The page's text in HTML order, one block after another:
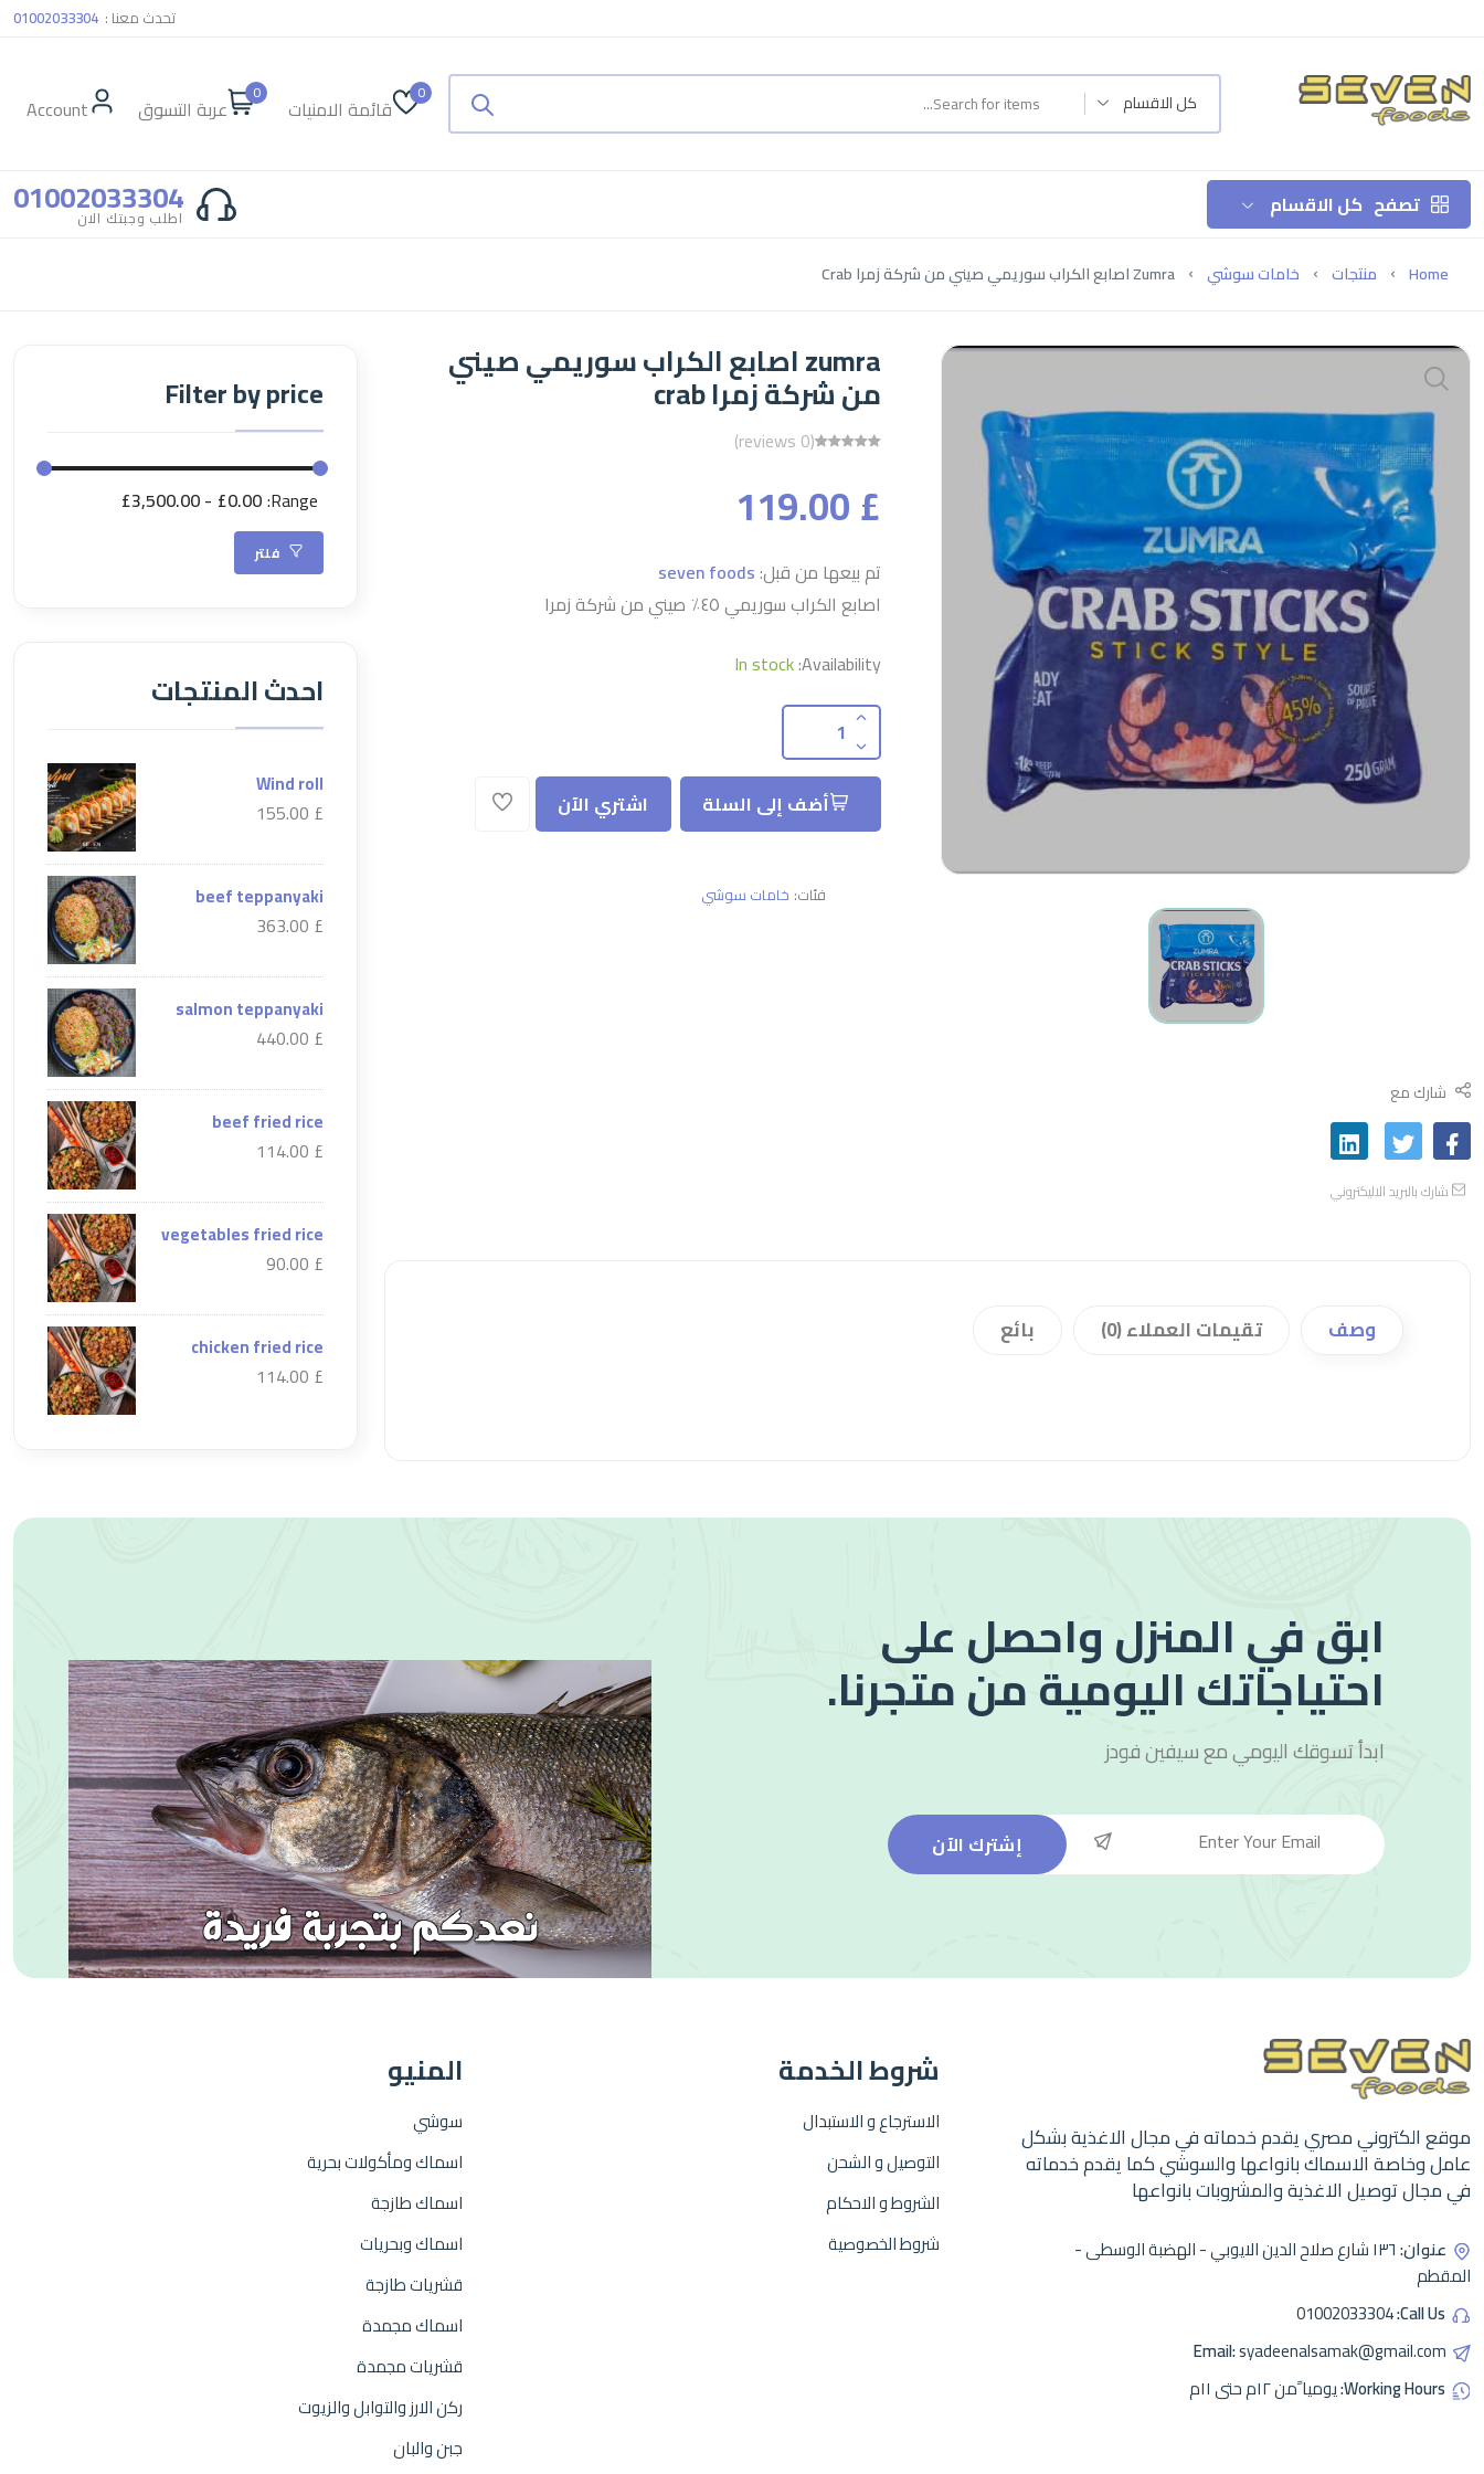
تحدث معنا : 01002033304
كل الاقسام 0
قائمة الامنيات
0
عربة التسوق Account
تصفح كل الاقسام 01002033304
اطلب وجبتك الان
Home منتجات خامات سوشي Zumra اصابع الكراب سوريمي صيني من شركة زمرا Crab
شارك مع
شارك بالبريد الاليكتروني
zumra اصابع الكراب سوريمي صيني
من شركة زمرا crab
(0 reviews)
£ 119.00
تم بيعها من قبل:seven foods
اصابع الكراب سوريمي ٤٥٪ صيني من شركة زمرا
Availability:
In stock
أضف إلى السلة اشتري الآن
فئات: خامات سوشي
وصف تقيمات العملاء (0) بائع
Filter by price
Range:
£0.00
£3,500.00
فلتر
احدث المنتجات
Wind roll
£ 155.00
beef teppanyaki
£ 363.00
salmon teppanyaki
£ 440.00
beef fried rice
£ 114.00
vegetables fried rice
£ 90.00
chicken fried rice
£ 114.00
ابق في المنزل واحصل على
احتياجاتك اليومية من متجرنا.
ابدأ تسوقك اليومي معسيفين فودز
إشترك الآن
موقع الكتروني مصري يقدم خدماته في مجال الاغذية بشكل
عامل وخاصة الاسماك بانواعها والسوشي كما يقدم خدماته
في مجال توصيل الاغذية والمشروبات بانواعها
عنوان:
١٣٦ شارع صلاح الدين الايوبي - الهضبة الوسطى -
المقطم
Call Us:
01002033304
Email:syadeenalsamak@gmail.com
Working Hours: يوميا ًمن ١٢م حتى ١١م
شروط الخدمة
الاسترجاع و الاستبدال
التوصيل و الشحن
الشروط و الاحكام
شروط الخصوصية
المنيو
سوشي
اسماك ومأكولات بحرية
اسماك طازجة
اسماك وبحريات
قشريات طازجة
اسماك مجمدة
قشريات مجمدة
ركن الارز والتوابل والزيوت
جبن والبان